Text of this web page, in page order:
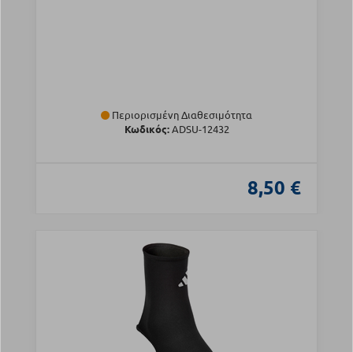
Περιορισμένη Διαθεσιμότητα
Κωδικός:ADSU-12432
8,50 €